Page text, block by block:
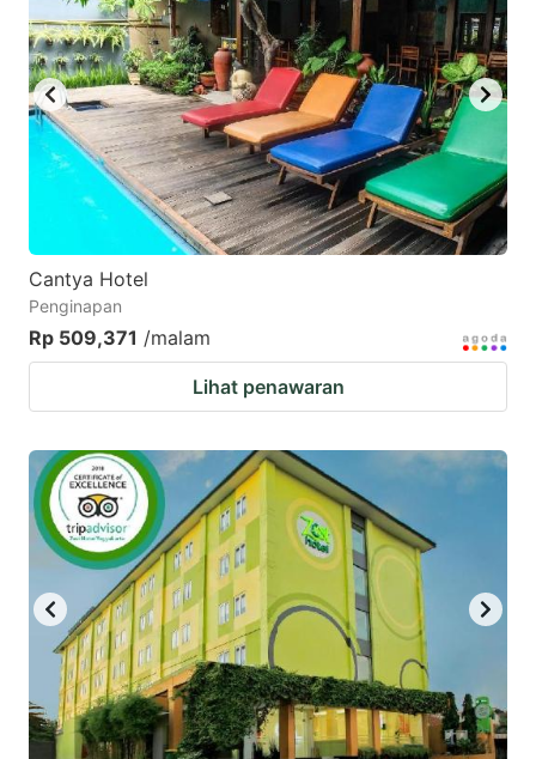
Cantya Hotel
Penginapan
Rp 509,371 /malam
Lihat penawaran